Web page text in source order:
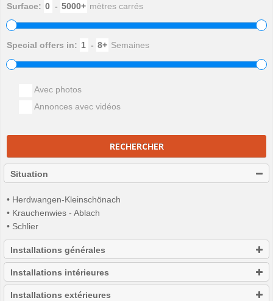
Surface: - mètres carrés
Special offers in: - Semaines
Avec photos
Annonces avec vidéos
RECHERCHER
Situation
• Herdwangen-Kleinschönach
• Krauchenwies - Ablach
• Schlier
Installations générales
Installations intérieures
Installations extérieures